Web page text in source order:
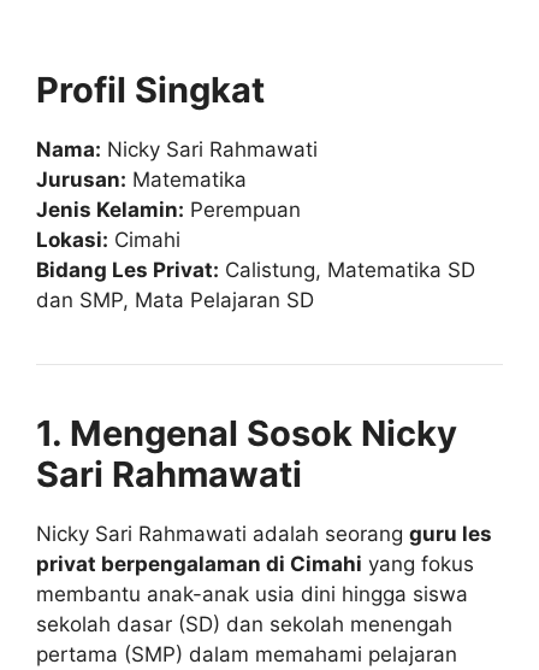
Profil Singkat
Nama: Nicky Sari Rahmawati
Jurusan: Matematika
Jenis Kelamin: Perempuan
Lokasi: Cimahi
Bidang Les Privat: Calistung, Matematika SD
dan SMP, Mata Pelajaran SD
1. Mengenal Sosok Nicky
Sari Rahmawati
Nicky Sari Rahmawati adalah seorang guru les
privat berpengalaman di Cimahi yang fokus
membantu anak-anak usia dini hingga siswa
sekolah dasar (SD) dan sekolah menengah
pertama (SMP) dalam memahami pelajaran